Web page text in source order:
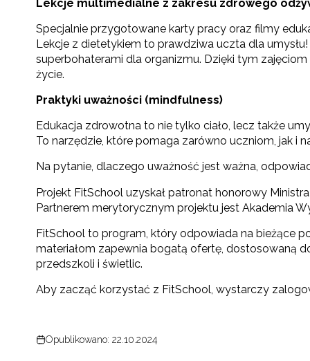
Lekcje multimedialne z zakresu zdrowego
Specjalnie przygotowane karty pracy oraz filmy
Lekcje z dietetykiem to prawdziwa uczta dla
superbohaterami dla organizmu. Dzięki tym
życie.
Praktyki uważności (mindfulness)
Edukacja zdrowotna to nie tylko ciało, lecz także
To narzędzie, które pomaga zarówno uczniom, jak i
Na pytanie, dlaczego uważność jest ważna,
Projekt FitSchool uzyskał patronat honorowy
Partnerem merytorycznym projektu jest Akademia
FitSchool to program, który odpowiada na bieżące
materiałom zapewnia bogatą ofertę, dostosowaną
przedszkoli i świetlic.
Aby zacząć korzystać z FitSchool, wystarczy
Opublikowano: 22.10.2024